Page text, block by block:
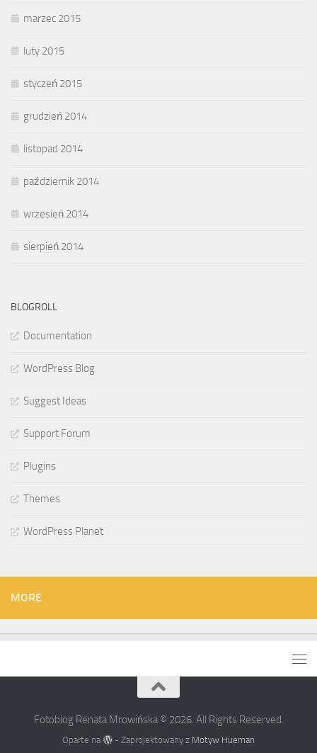
marzec 2015
luty 2015
styczeń 2015
grudzień 2014
listopad 2014
październik 2014
wrzesień 2014
sierpień 2014
BLOGROLL
Documentation
WordPress Blog
Suggest Ideas
Support Forum
Plugins
Themes
WordPress Planet
MORE
Fotoblog Renata Mrowińska © 2026. All Rights Reserved.
Oparte na - Zaprojektowany z Motyw Hueman